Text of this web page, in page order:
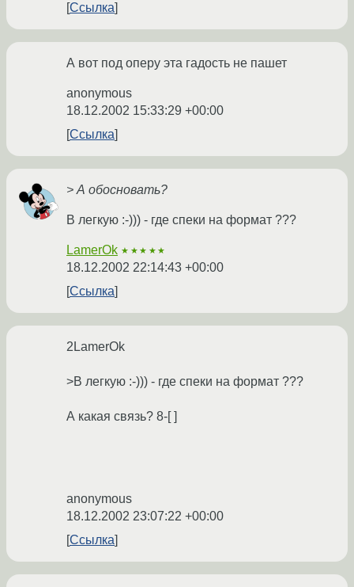
Ссылка
А вот под оперу эта гадость не пашет
anonymous
18.12.2002 15:33:29 +00:00
Ссылка
> А обосновать?
В легкую :-))) - где спеки на формат ???
LamerOk ★★★★★
18.12.2002 22:14:43 +00:00
Ссылка
2LamerOk
>В легкую :-))) - где спеки на формат ???
А какая связь? 8-[ ]
anonymous
18.12.2002 23:07:22 +00:00
Ссылка